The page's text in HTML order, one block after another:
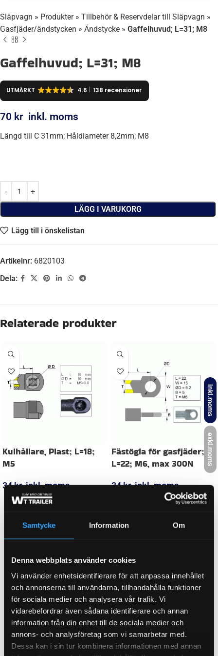
Samtycke Information Om
Denna webbplats använder cookies
Vi använder enhetsidentifierare för att anpassa innehållet
och annonserna till användarna, tillhandahålla funktioner
för sociala medier och analysera vår trafik. Vi
vidarebefordrar även sådana identifierare och annan
information från din enhet till de sociala medier och
annons- och analysföretag som vi samarbetar med.
Dessa kan i sin tur kombinera informationen med annan
inkl.moms
exkl.moms
Släpvagn » Produkter» Tillbehör & Reservdelar till Släpvagn »
Gasfjäder/ändstycken » Ändstycke » Gaffelhuvud; L=31; M8
Gaffelhuvud; L=31; M8
UTMÄRKT 4.6 138 recensioner
70 kr inkl. moms
Längd till C 31mm; Håldiameter 8,2mm; M8
LÄGG I VARUKORG
Lägg till i önskelistan
Artikelnr: 6820103
Dela:
Relaterade produkter
Kulhållare, Plast; L=18;
M5
34kr inkl. moms
LÄGG I VARUKORG
Fästögla för gasfjäder;
L=22; M6, max 300N
34kr inkl. moms
LÄGG I VARUKORG